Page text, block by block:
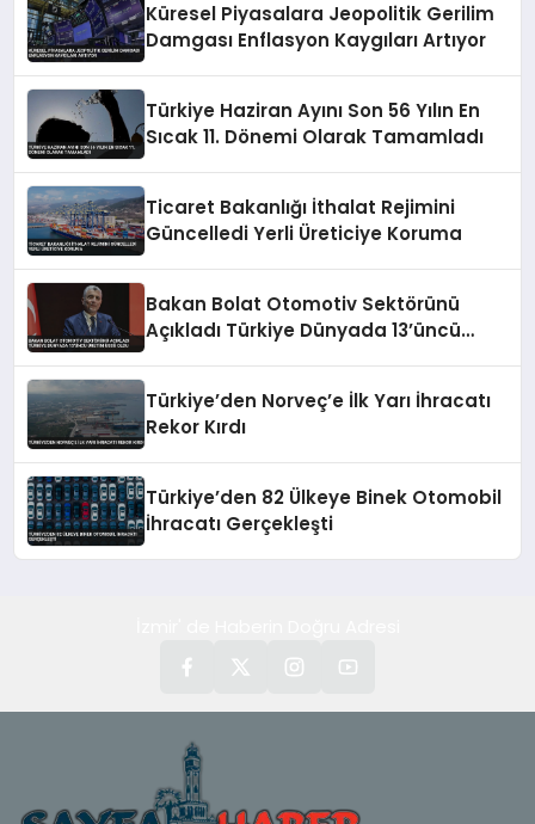
Küresel Piyasalara Jeopolitik Gerilim
Damgası Enflasyon Kaygıları Artıyor
Türkiye Haziran Ayını Son 56 Yılın En
Sıcak 11. Dönemi Olarak Tamamladı
Ticaret Bakanlığı İthalat Rejimini
Güncelledi Yerli Üreticiye Koruma
Bakan Bolat Otomotiv Sektörünü
Açıkladı Türkiye Dünyada 13’üncü
Türkiye’den Norveç’e İlk Yarı İhracatı
Rekor Kırdı
Türkiye’den 82 Ülkeye Binek Otomobil
İhracatı Gerçekleşti